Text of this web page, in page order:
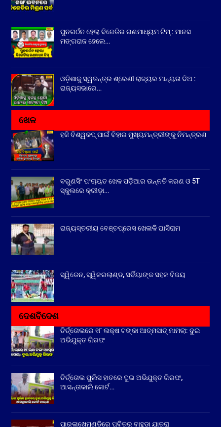
ପୁନଗର୍ଠନ ହେଲା ବିଜେଡିର ଗଣମାଧ୍ୟମ ଟିମ୍ : ମାନସ
ମଙ୍ଗରାଜ ହେଲେ…
ଓଡ଼ିଶାକୁ ସ୍ୱତନ୍ତ୍ର ଶ୍ରେଣୀ ରାଜ୍ୟର ମାନ୍ୟତା ଦିଅ :
ରାଜ୍ୟସଭାରେ…
ଖେଳ
ହକି ବିଶ୍ୱକପ୍ ପାଇଁ ବିହାର ମୁଖ୍ୟମନ୍ତ୍ରୀଙ୍କୁ ନିମନ୍ତ୍ରଣ
ବରୁଣସିଂ ପଂଚାୟତ ଖେଳ ପଡ଼ିଆର ଉନ୍ନତି କରଣ ଓ 5T
ସ୍କୁଲରେ କ୍ରୀଡ଼ା…
ରାଜ୍ୟସ୍ତରୀୟ ବେଞ୍ଚପ୍ରେସ ଖେଳାଳି ଘାସିରାମ
ସ୍ୱିଡେନ, ସ୍ୱିଜରଲାଣ୍ଡ, ସର୍ବିୟାଙ୍କ ସହଜ ବିଜୟ
ଦେଶବିଦେଶ
ତିର୍ତ୍ତୋଲରେ ୧୮ ଲକ୍ଷ ଟଙ୍କା ଆତ୍ମସାତ୍ ମାମଲା: ଦୁଇ
ଅଭିଯୁକ୍ତ ଗିରଫ
ତିର୍ତ୍ତୋଲ ପୁଲିସ ହାତରେ ଦୁଇ ଅଭିଯୁକ୍ତ ଗିରଫ,
ଆସନ୍ତାକାଲି କୋର୍ଟ…
ପାରଳାଖେମୁଣ୍ଡିରେ ପବିତ୍ର ବାହୁଡା ଯାତ୍ରା